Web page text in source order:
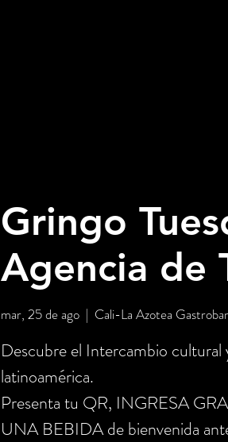
Gringo
Agencia de
mar, 25 de ago
  |
Cali-La Azotea Gastrobar
Descubre el Intercambio cultural
latinoamérica.
Presenta tu QR, INGRESA
UNA BEBIDA de bienvenida